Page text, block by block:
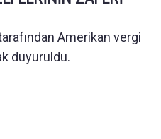
Amerikan vergi
duyuruldu.